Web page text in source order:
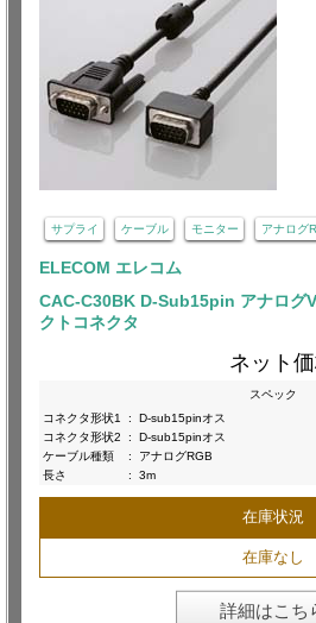
サプライ ケーブル モニター アナログ
ELECOM エレコム
CAC-C30BK D-Sub15pin アナログ
クトコネクタ
ネット価
スペック
コネクタ形状1
:
D-sub15pinオス
コネクタ形状2
:
D-sub15pinオス
ケーブル種類
:
アナログRGB
長さ
: 3m
在庫状況
在庫なし
詳細はこち